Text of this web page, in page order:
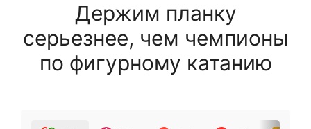
Держим планку
серьезнее, чем чемпионы
по фигурному катанию